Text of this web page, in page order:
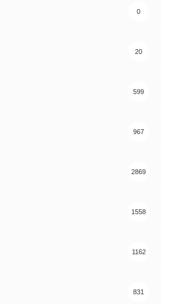
0
20
599
967
2869
1558
1162
831